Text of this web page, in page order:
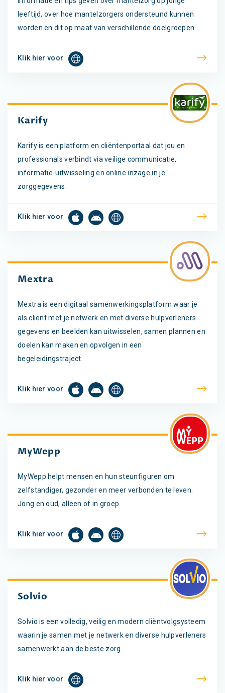
leeftijd, over hoe mantelzorgers ondersteund kunnen
worden en dit op maat van verschillende doelgroepen.
Klik hier voor
Karify
Karify is een platform en cliëntenportaal dat jou en
professionals verbindt via veilige communicatie,
informatie-uitwisseling en online inzage in je
zorggegevens.
Klik hier voor
Mextra
Mextra is een digitaal samenwerkingsplatform waar je
als cliënt met je netwerk en met diverse hulpverleners
gegevens en beelden kan uitwisselen, samen plannen en
doelen kan maken en opvolgen in een
begeleidingstraject.
Klik hier voor
MyWepp
MyWepp helpt mensen en hun steunfiguren om
zelfstandiger, gezonder en meer verbonden te leven.
Jong en oud, alleen of in groep.
Klik hier voor
Solvio
Solvio is een volledig, veilig en modern cliëntvolgsysteem
waarin je samen met je netwerk en diverse hulpverleners
samenwerkt aan de beste zorg.
Klik hier voor